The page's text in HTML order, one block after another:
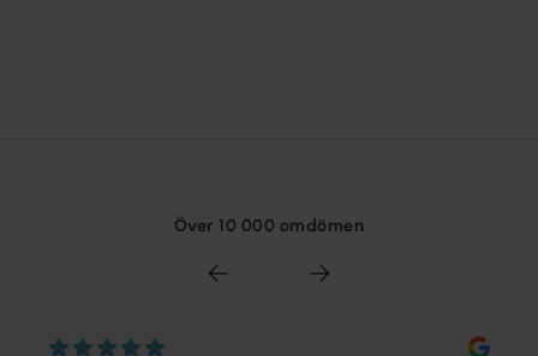
Över 10 000 omdömen